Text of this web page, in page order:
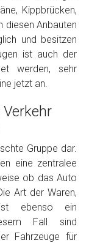
Kippbrücken,
diesen Anbauten
und besitzen
ist auch der
werden, sehr
jetzt an.
Gruppe dar.
eine zentralee
ob das Auto
Art der Waren,
ebenso ein
Fall sind
Fahrzeuge für